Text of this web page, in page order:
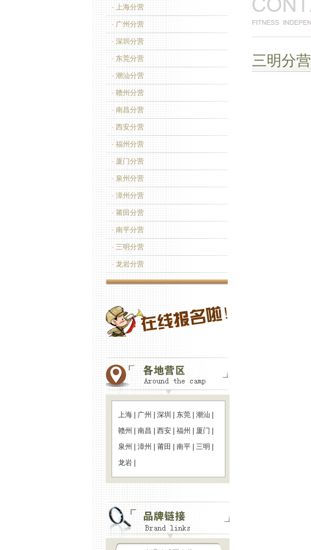
· 上海分营
· 广州分营
· 深圳分营
· 东莞分营
· 潮汕分营
· 赣州分营
· 南昌分营
· 西安分营
· 福州分营
· 厦门分营
· 泉州分营
· 漳州分营
· 莆田分营
· 南平分营
· 三明分营
· 龙岩分营
上海 广州 深圳 东莞 潮汕
赣州
南昌 西安 福州 厦门
泉州
漳州 莆田 南平 三明
龙岩
三明分营